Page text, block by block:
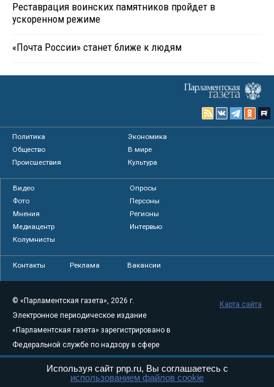
Реставрация воинских памятников пройдет в
ускоренном режиме
«Почта России» станет ближе к людям
Политика
Экономика
Общество
В мире
Происшествия
Культура
Видео
Опросы
Фото
Персоны
Мнения
Регионы
Медиацентр
Интервью
Колумнисты
Контакты Реклама Вакансии
© «Парламентская газета», 2026 г.
Электронное периодическое издание
«Парламентская газета» зарегистрировано в
Федеральной службе по надзору в сфере
связи, информационных технологий и
массовых коммуникаций (Роскомнадзор) 05
Карта сайта
Используя сайт pnp.ru, Вы соглашаетесь с
использованием файлов cookie